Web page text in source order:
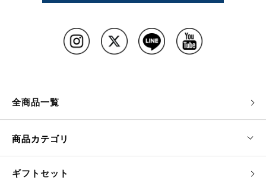
全商品一覧
商品カテゴリ
ギフトセット